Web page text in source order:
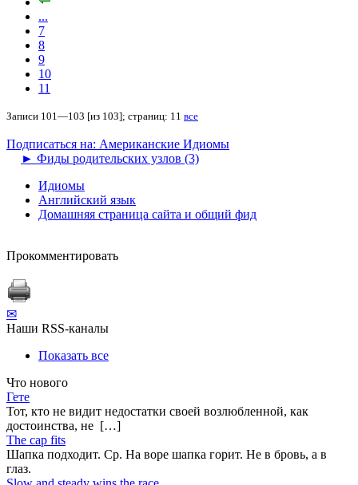
...
7
8
9
10
11
Записи 101—103 [из 103]; страниц: 11 все
Подписаться на: Американские Идиомы
► Фиды родительских узлов (3)
Идиомы
Английский язык
Домашняя страница сайта и общий фид
Прокомментировать
✉
Наши RSS-каналы
Показать все
Что нового
Гете
Тот, кто не видит недостатки своей возлюбленной, как
достоинства, не […]
The cap fits
Шапка подходит. Ср. На воре шапка горит. Не в бровь, а в
глаз.